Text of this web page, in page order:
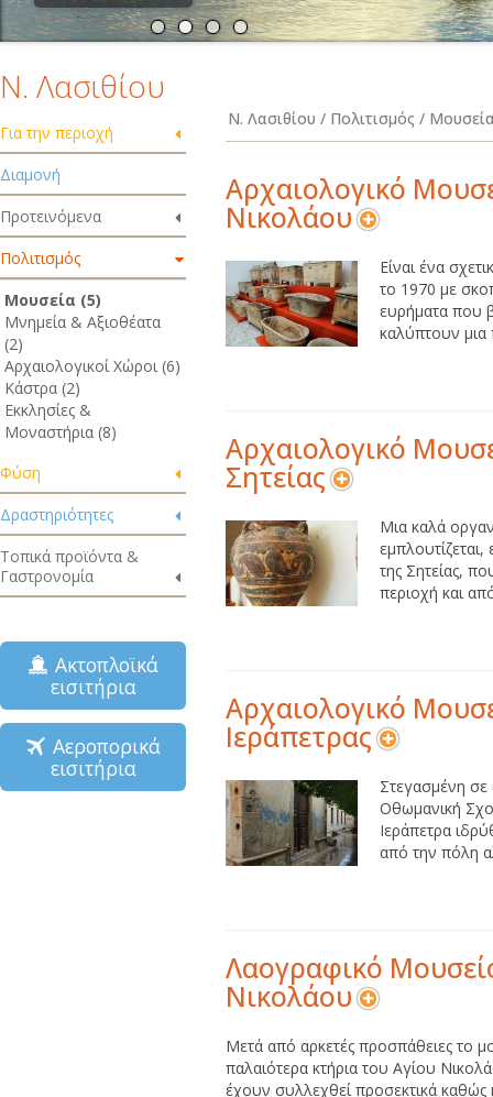
Ν. Λασιθίου
Για την περιοχή
Διαμονή
Προτεινόμενα
Πολιτισμός
Μουσεία (5)
Μνημεία & Αξιοθέατα
(2)
Αρχαιολογικοί Χώροι (6)
Κάστρα (2)
Εκκλησίες &
Μοναστήρια (8)
Φύση
Δραστηριότητες
Τοπικά προϊόντα &
Γαστρονομία
Ακτοπλοϊκά
εισιτήρια
Αεροπορικά
εισιτήρια
Ν. Λασιθίου / Πολιτισμός /
Αρχαιολογικό
Νικολάου
Είναι ένα
το 1970 με
ευρήματα που
καλύπτουν μια
Αρχαιολογικό
Σητείας
Μια καλά
της Σητείας,
περιοχή και
Αρχαιολογικό
Ιεράπετρας
Στεγασμένη σε
Οθωμανική
Ιεράπετρα
από την πόλη
Λαογραφικό
Νικολάου
Μετά από αρκετές προσπάθειες το
παλαιότερα κτήρια του Αγίου
έχουν συλλεχθεί προσεκτικά καθώς